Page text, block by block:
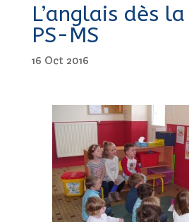
L’anglais dès
PS-MS
16 Oct 2016